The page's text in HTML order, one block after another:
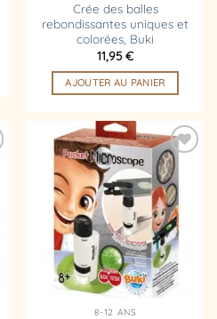
Crée des balles
rebondissantes uniques et
colorées, Buki
11,95€
AJOUTER AU PANIER
Ajouter
à la
liste
d’envies
8-12 ANS